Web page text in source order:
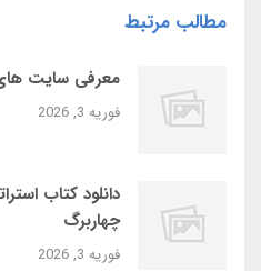
مطالب مرتبط
معرفی سایت‌
فوریه 3, 2026
دانلود کتاب
چهاربرگ
فوریه 3, 2026